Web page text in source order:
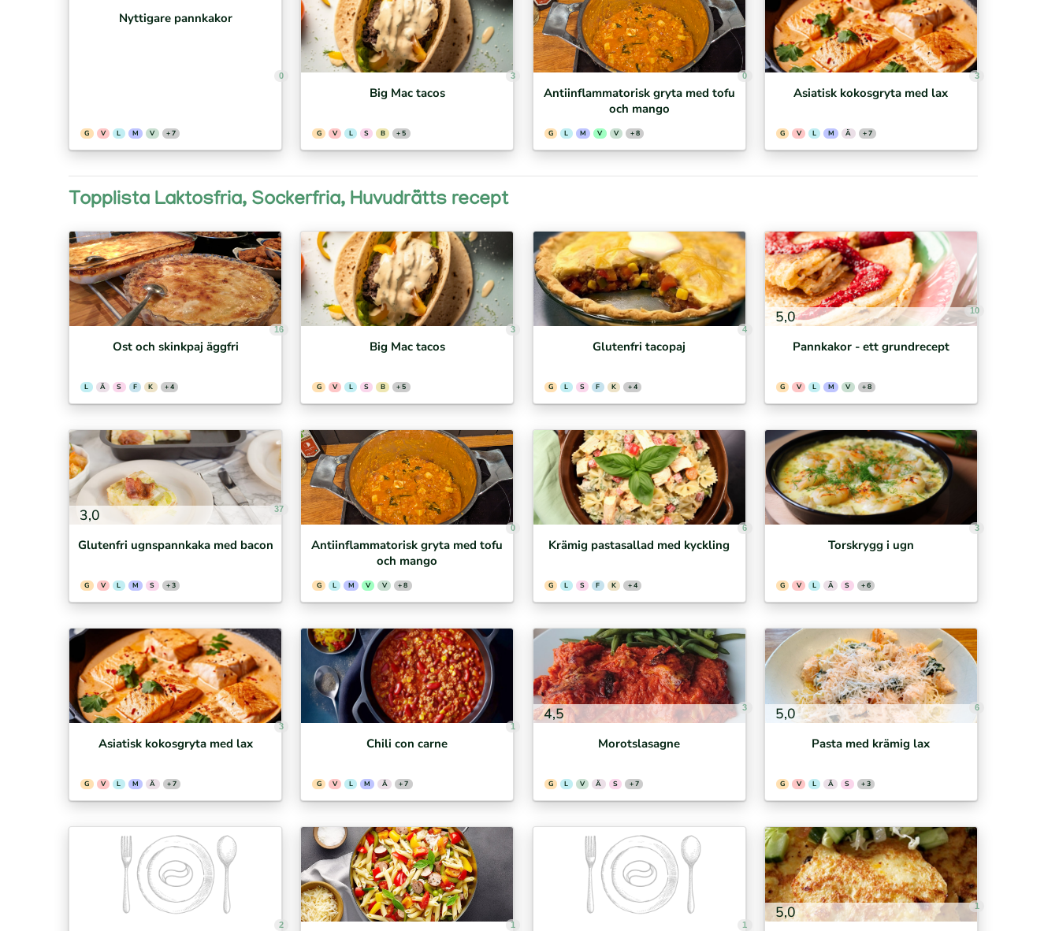
0
Nyttigare pannkakor
G V L M V + 7
3
Big Mac tacos
G V L S B + 5
0
Antiinflammatorisk gryta med tofu
och mango
G L M V V + 8
3
Asiatisk kokosgryta med lax
G V L M Ä + 7
Topplista Laktosfria, Sockerfria, Huvudrätts recept
16
Ost och skinkpaj äggfri
L Ä S F K + 4
3
Big Mac tacos
G V L S B + 5
4
Glutenfri tacopaj
G L S F K + 4
5,0 10
Pannkakor - ett grundrecept
G V L M V + 8
3,0 37
Glutenfri ugnspannkaka med bacon
G V L M S + 3
0
Antiinflammatorisk gryta med tofu
och mango
G L M V V + 8
6
Krämig pastasallad med kyckling
G L S F K + 4
3
Torskrygg i ugn
G V L Ä S + 6
3
Asiatisk kokosgryta med lax
G V L M Ä + 7
1
Chili con carne
G V L M Ä + 7
4,5 3
Morotslasagne
G L V Ä S + 7
5,0 6
Pasta med krämig lax
G V L Ä S + 3
2 1 1
5,0 1